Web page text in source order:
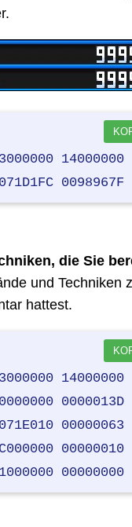
14000000
0098967F
die Sie
und Techniken
hattest.
14000000
0000013D
00000063
00000010
00000000